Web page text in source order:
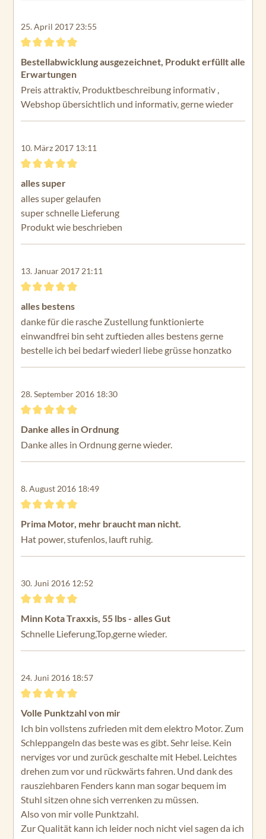
25. April 2017 23:55
Bewertung mit 5 von 5 Sternen
Bestellabwicklung ausgezeichnet, Produkt erfüllt alle
Erwartungen
Preis attraktiv, Produktbeschreibung informativ ,
Webshop übersichtlich und informativ, gerne wieder
10. März 2017 13:11
Bewertung mit 5 von 5 Sternen
alles super
alles super gelaufen
super schnelle Lieferung
Produkt wie beschrieben
13. Januar 2017 21:11
Bewertung mit 5 von 5 Sternen
alles bestens
danke für die rasche Zustellung funktionierte
einwandfrei bin seht zuftieden alles bestens gerne
bestelle ich bei bedarf wiederl liebe grüsse honzatko
28. September 2016 18:30
Bewertung mit 5 von 5 Sternen
Danke alles in Ordnung
Danke alles in Ordnung gerne wieder.
8. August 2016 18:49
Bewertung mit 5 von 5 Sternen
Prima Motor, mehr braucht man nicht.
Hat power, stufenlos, lauft ruhig.
30. Juni 2016 12:52
Bewertung mit 5 von 5 Sternen
Minn Kota Traxxis, 55 lbs - alles Gut
Schnelle Lieferung,Top,gerne wieder.
24. Juni 2016 18:57
Bewertung mit 5 von 5 Sternen
Volle Punktzahl von mir
Ich bin vollstens zufrieden mit dem elektro Motor. Zum
Schleppangeln das beste was es gibt. Sehr leise. Kein
nerviges vor und zurück geschalte mit Hebel. Leichtes
drehen zum vor und rückwärts fahren. Und dank des
rausziehbaren Fenders kann man sogar bequem im
Stuhl sitzen ohne sich verrenken zu müssen.
Also von mir volle Punktzahl.
Zur Qualität kann ich leider noch nicht viel sagen da ich